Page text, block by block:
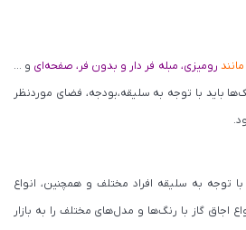
مانند رومیزی، مبله فر دار و بدون فر، صفحه‌ای و …
باید با توجه به سلیقه،بودجه، فضای موردنظر
توجه به سلیقه افراد مختلف و همچنین، انواع
اجاق گاز با رنگ‌ها و مدل‌های مختلف را به بازار